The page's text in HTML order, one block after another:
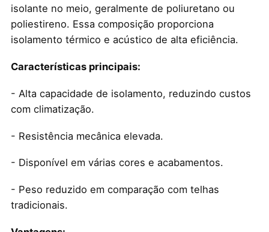
isolante no meio, geralmente de poliuretano ou
poliestireno. Essa composição proporciona
isolamento térmico e acústico de alta eficiência.
Características principais:
- Alta capacidade de isolamento, reduzindo custos
com climatização.
- Resistência mecânica elevada.
- Disponível em várias cores e acabamentos.
- Peso reduzido em comparação com telhas
tradicionais.